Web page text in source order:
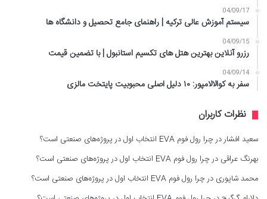
04/09/17
سیستم آموزش عالی ترکیه | راهنمای جامع تحصیل و دانشگاه ها
04/09/15
رزرو آنلاین بهترین هتل های تکسیم استانبول | با تضمین قیمت
04/09/14
سفر به کوالالامپور: ۱۰ دلیل اصلی محبوبیت پایتخت مالزی
نظرات کاربران
سعید افشاردرچرا رول فوم EVA انتخاب اول در پروژه‌های صنعتی است؟
بهرنگ عراقی درچرا رول فوم EVA انتخاب اول در پروژه‌های صنعتی است؟
محمد شاپوری درچرا رول فوم EVA انتخاب اول در پروژه‌های صنعتی است؟